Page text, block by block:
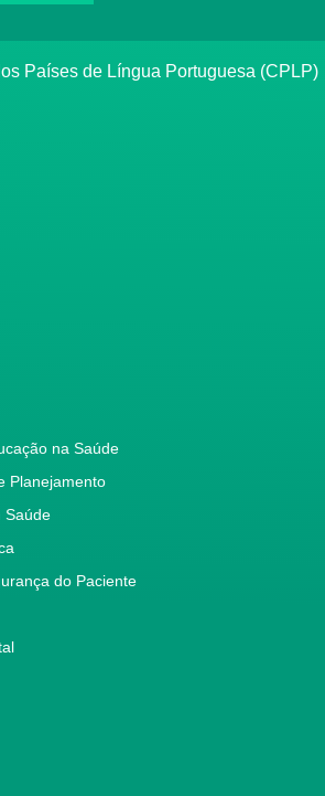
Países de Língua Portuguesa (CPLP)
na Saúde
Planejamento
Saúde
do Paciente